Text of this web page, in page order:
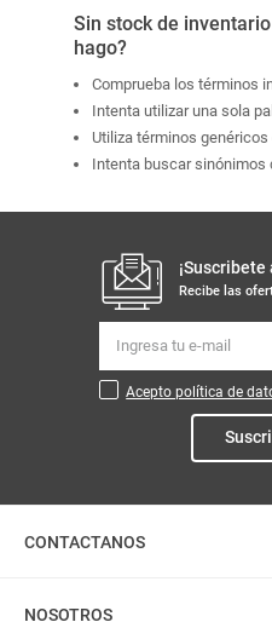
Sin stock de
hago?
Comprueba los términos
Intenta utilizar una sola
Utiliza términos
Intenta buscar sinónimos
Recibe las
Acepto política de
CONTACTANOS
Atención telefónica
NOSOTROS